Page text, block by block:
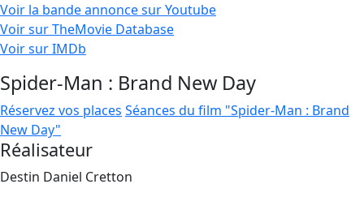
Voir la bande annonce sur Youtube
Voir sur TheMovie Database
Voir sur IMDb
Spider-Man : Brand New Day
Réservez vos places Séances du film "Spider-Man : Brand
New Day"
Réalisateur
Destin Daniel Cretton